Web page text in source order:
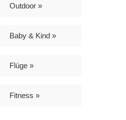
Outdoor »
Baby & Kind »
Flüge »
Fitness »